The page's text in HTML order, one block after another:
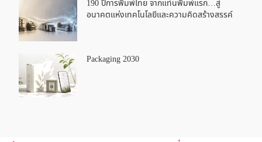
190 ปีการพิมพ์ไทย จากแท่นพิมพ์แรก…สู่
อนาคตแห่งเทคโนโลยีและความคิดสร้างสรรค์
Packaging 2030